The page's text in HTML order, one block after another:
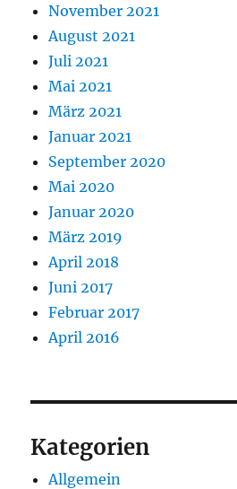
November 2021
August 2021
Juli 2021
Mai 2021
März 2021
Januar 2021
September 2020
Mai 2020
Januar 2020
März 2019
April 2018
Juni 2017
Februar 2017
April 2016
Kategorien
Allgemein